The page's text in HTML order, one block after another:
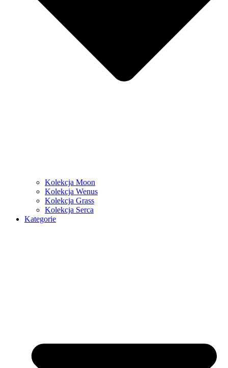
Kolekcja Moon
Kolekcja Wenus
Kolekcja Grass
Kolekcja Serca
Kategorie